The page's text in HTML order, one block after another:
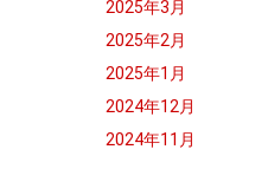
2025年3月
2025年2月
2025年1月
2024年12月
2024年11月